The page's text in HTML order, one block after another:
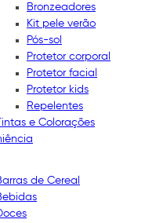
Bronzeadores
Kit pele verão
Pós-sol
Protetor corporal
Protetor facial
Protetor kids
Repelentes
e Colorações
de Cereal